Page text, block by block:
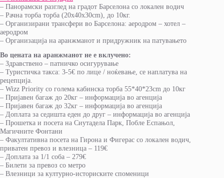
– Панорамски разглед на градот Барселона со локален водич
– Рачна торба торба (20x40x30cm), до 10кг.
– Oрганизирани трансфери во Барселона: аеродром – хотел –
аеродром
– Организација на аранжманот и придружник на патувањето
Во цената на аранжманот не е вклучено:
– Здравствено – патничко осигурување
– Туристичка такса: 3-5€ по лице / ноќевање, се наплатува на
рецепција.
– Wizz Priority со голема кабинска торба 55*40*23cm до 10кг
– Пријавен багаж до 20кг – информација во агенција
– Пријавен багаж до 32кг – информација во агенција
– Доплата за седишта еден до друг – информација во агенција
– Прошетка и посета на Сиутадела Парк, Побле Еспањол,
Магичните Фонтани
– Факултативна посета на Гирона и Фигерас со локален водич,
приватен превоз и влезница – 119€
– Доплата за 1/1 соба – 279€
– Билети за превоз со метро
– Влезници за културно-историските споменици